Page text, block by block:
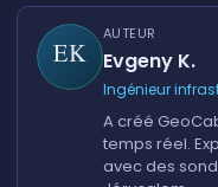
AUTEUR
Evgeny K.
Ingénieur
A créé
temps réel.
avec des